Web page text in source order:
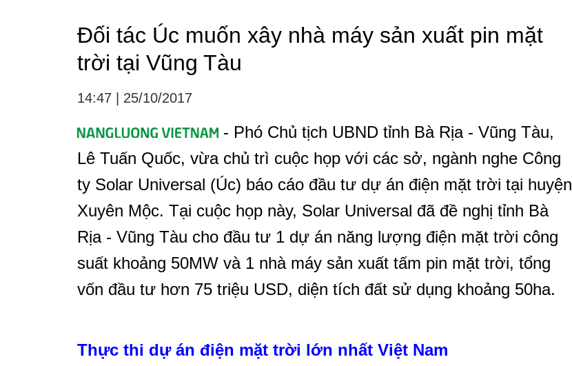
Đối tác Úc muốn xây nhà máy sản xuất pin mặt
trời tại Vũng Tàu
14:47 25/10/2017
- Phó Chủ tịch UBND tỉnh Bà Rịa - Vũng Tàu,
Lê Tuấn Quốc, vừa chủ trì cuộc họp với các sở, ngành nghe Công
ty Solar Universal (Úc) báo cáo đầu tư dự án điện mặt trời tại huyện
Xuyên Mộc. Tại cuộc họp này, Solar Universal đã đề nghị tỉnh Bà
Rịa - Vũng Tàu cho đầu tư 1 dự án năng lượng điện mặt trời công
suất khoảng 50MW và 1 nhà máy sản xuất tấm pin mặt trời, tổng
vốn đầu tư hơn 75 triệu USD, diện tích đất sử dụng khoảng 50ha.
Thực thi dự án điện mặt trời lớn nhất Việt Nam